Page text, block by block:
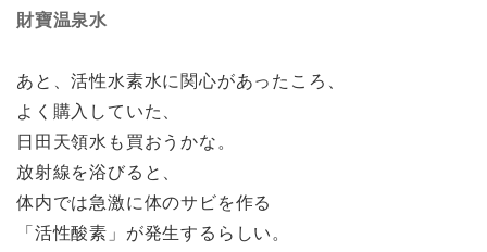
財寶温泉水
あと、活性水素水に関心があったころ、
よく購入していた、
日田天領水も買おうかな。
放射線を浴びると、
体内では急激に体のサビを作る
「活性酸素」が発生するらしい。